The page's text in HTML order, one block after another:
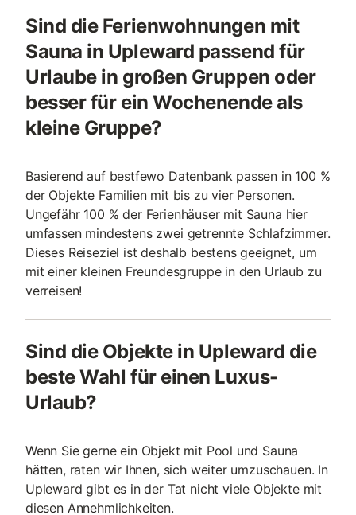
Sind die Ferienwohnungen mit
Sauna in Upleward passend für
Urlaube in großen Gruppen oder
besser für ein Wochenende als
kleine Gruppe?
Basierend auf bestfewo Datenbank passen in 100 %
der Objekte Familien mit bis zu vier Personen.
Ungefähr 100 % der Ferienhäuser mit Sauna hier
umfassen mindestens zwei getrennte Schlafzimmer.
Dieses Reiseziel ist deshalb bestens geeignet, um
mit einer kleinen Freundesgruppe in den Urlaub zu
verreisen!
Sind die Objekte in Upleward die
beste Wahl für einen Luxus-
Urlaub?
Wenn Sie gerne ein Objekt mit Pool und Sauna
hätten, raten wir Ihnen, sich weiter umzuschauen. In
Upleward gibt es in der Tat nicht viele Objekte mit
diesen Annehmlichkeiten.